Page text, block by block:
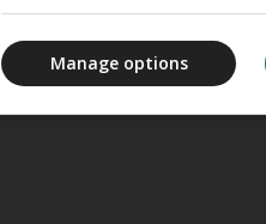
Manage options